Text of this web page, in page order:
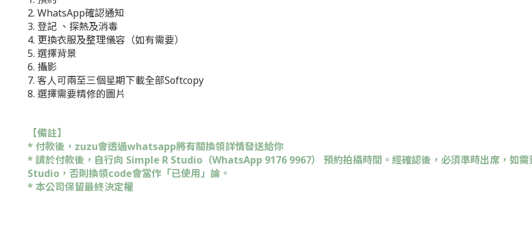
2. WhatsApp確認通知
3. 登記 、探熱及消毒
4. 更換衣服及整理儀容（如有需要）
5. 選擇背景
6. 攝影
7. 客人可兩至三個星期下載全部Softcopy
8. 選擇需要精修的圖片
【備註】
* 付款後，zuzu會透過whatsapp將有關換領詳情發送給你
* 請於付款後，自行向 Simple R Studio （WhatsApp 9176 9967） 預約拍攝時間。 經確認後，必須準時出席，如
Studio ，否則換領code會當作「已使用」論。
* 本公司保留最終決定權